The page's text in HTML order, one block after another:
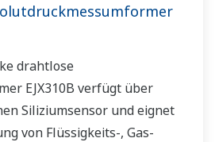
drahtlose
EJX310B verfügt über
Siliziumsensor und eignet
von Flüssigkeits-, Gas-